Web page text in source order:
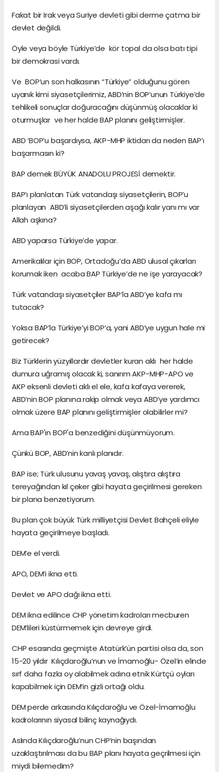
Fakat bir Irak veya Suriye devleti gibi derme çatma bir
devlet değildi.
Öyle veya böyle Türkiye’de kör topal da olsa batı tipi
bir demokrasi vardı.
Ve BOP’un son halkasının “Türkiye” olduğunu gören
uyanık kimi siyasetçilerimiz, ABD’nin BOP’unun Türkiye’de
tehlikeli sonuçlar doğuracağını düşünmüş olacaklar ki
oturmuşlar ve her halde BAP planını geliştirmişler.
ABD ‘BOP’u başardıysa, AKP-MHP iktidarı da neden BAP’ı
başarmasın ki?
BAP demek BÜYÜK ANADOLU PROJESİ demektir.
BAP’ı planlatan Türk vatandaşı siyasetçilerin, BOP’u
planlayan ABD’li siyasetçilerden aşağı kalır yanı mı var
Allah aşkına?
ABD yaparsa Türkiye’de yapar.
Amerikalılar için BOP, Ortadoğu’da ABD ulusal çıkarları
korumak iken acaba BAP Türkiye’de ne işe yarayacak?
Türk vatandaşı siyasetçiler BAP’la ABD’ye kafa mı
tutacak?
Yoksa BAP’la Türkiye’yi BOP’a, yani ABD’ye uygun hale mi
getirecek?
Biz Türklerin yüzyıllardır devletler kuran aklı her halde
dumura uğramış olacak ki, sanırım AKP-MHP-APO ve
AKP eksenli devleti aklı el ele, kafa kafaya vererek,
ABD’nin BOP planına rakip olmak veya ABD’ye yardımcı
olmak üzere BAP planını geliştirmişler olabilirler mi?
Ama BAP'ın BOP'a benzediğini düşünmüyorum.
Çünkü BOP, ABD’nin kanlı planıdır.
BAP ise; Türk ulusunu yavaş yavaş, alıştıra alıştıra
tereyağından kıl çeker gibi hayata geçirilmesi gereken
bir plana benzetiyorum.
Bu plan çok büyük Türk milliyetçisi Devlet Bahçeli eliyle
hayata geçirilmeye başladı.
DEM’e el verdi.
APO, DEM’i ikna etti.
Devlet ve APO dağı ikna etti.
DEM ikna edilince CHP yönetim kadroları mecburen
DEM’lileri küstürmemek için devreye girdi.
CHP esasında geçmişte Atatürk’ün partisi olsa da, son
15-20 yıldır Kılıçdaroğlu’nun ve İmamoğlu- Özel’in elinde
sırf daha fazla oy alabilmek adına etnik Kürtçü oyları
kapabilmek için DEM’in gizli ortağı oldu.
DEM perde arkasında Kılıçdaroğlu ve Özel-İmamoğlu
kadrolarının siyasal bilinç kaynağıydı.
Aslında Kılıçdaroğlu’nun CHP’nin başından
uzaklaştırılması da bu BAP planı hayata geçrilmesi için
miydi bilemedim?